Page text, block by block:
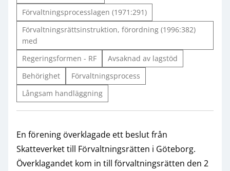
Förvaltningsprocesslagen (1971:291)
Förvaltningsrättsinstruktion, förordning (1996:382)
med
Regeringsformen - RF
Avsaknad av lagstöd
Behörighet
Förvaltningsprocess
Långsam handläggning
En förening överklagade ett beslut från
Skatteverket till Förvaltningsrätten i Göteborg.
Överklagandet kom in till förvaltningsrätten den 2